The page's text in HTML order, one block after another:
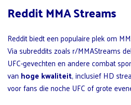
Reddit MMA Streams
Reddit biedt een populaire plek om
Via subreddits zoals r/MMAStreams
UFC-gevechten en andere combat
van hoge kwaliteit, inclusief HD
voor fans die noche UFC of grote